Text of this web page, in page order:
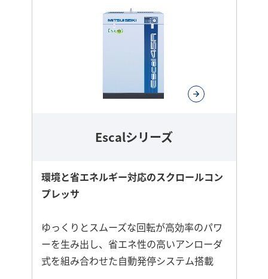
に
Escalシリーズ
環境と省エネルギー対応のスクロールコン
プレッサ
ゆっくりとスムーズな回転が高効率のパワ
ーを生み出し、省エネ性の高いアンローダ
式を組み合わせた自動発停システム搭載